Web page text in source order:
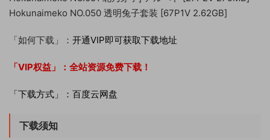
Hokunaimeko NO.050 透明兔子套装 [67P1V 2.62GB]
「如何下载」： 开通VIP即可获取下载地址
「VIP权益」： 全站资源免费下载！
「下载方式」：百度云网盘
下载须知